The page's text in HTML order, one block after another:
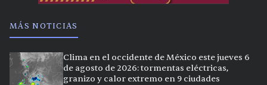
MÁS NOTICIAS
Clima en el occidente de México este jueves 6
de agosto de 2026: tormentas eléctricas,
granizo y calor extremo en 9 ciudades